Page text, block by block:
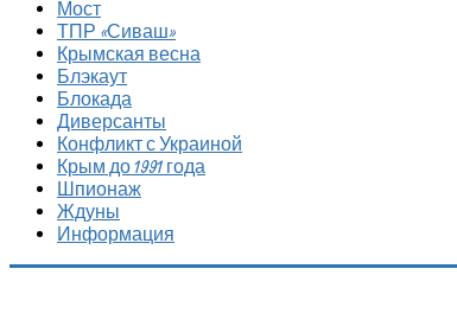
Мост
ТПР «Сиваш»
Крымская весна
Блэкаут
Блокада
Диверсанты
Конфликт с Украиной
Крым до 1991 года
Шпионаж
Ждуны
Информация